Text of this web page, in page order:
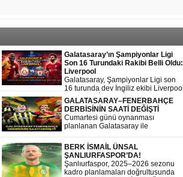
Galatasaray’ın Şampiyonlar Ligi
Son 16 Turundaki Rakibi Belli Oldu:
Liverpool
Galatasaray, Şampiyonlar Ligi son
16 turunda dev İngiliz ekibi Liverpool
ile eşleşti. İlk maç İstanbul’da, rövanş
İngiltere’de oynanacak.
GALATASARAY–FENERBAHÇE
DERBİSİNİN SAATİ DEĞİŞTİ
Cumartesi günü oynanması
planlanan Galatasaray ile
Süper Kupa Finali’nin maç saati,
olumsuz hava koşulları nedeniyle
değiştirildi.
BERK İSMAİL ÜNSAL
ŞANLIURFASPOR’DA!
Şanlıurfaspor, 2025–2026 sezonu
kadro planlamaları doğrultusunda